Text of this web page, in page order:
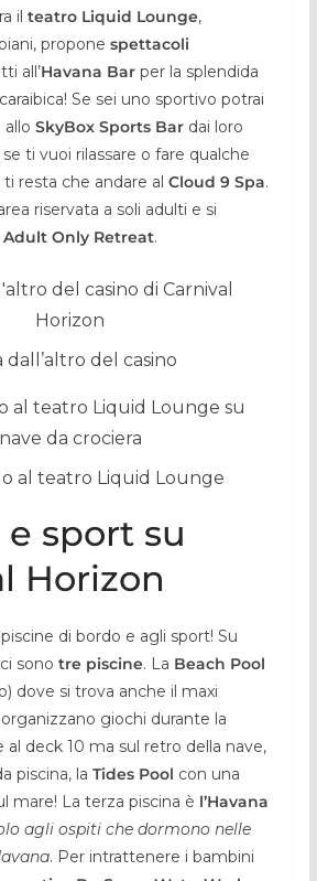
il teatro Liquid Lounge,
propone spettacoli
all’Havana Barper la splendida
Se sei uno sportivo potrai
SkyBox Sports Bardai loro
ti vuoi rilassare o fare qualche
resta che andare al Cloud 9 Spa.
riservata a soli adulti e si
Only Retreat.
dall’altro del casino
al teatro Liquid Lounge
e sport su
Horizon
di bordo e agli sport! Su
sono tre piscine. La Beach Pool
dove si trova anche il maxi
giochi durante la
al deck 10 ma sul retro della nave,
piscina, la Tides Pool con una
mare! La terza piscina è l’Havana
agli ospiti che dormono nelle
. Per intrattenere i bambini